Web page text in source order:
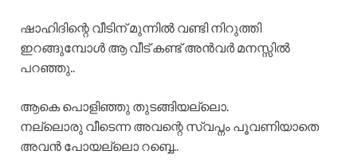
ഷാഹിദിന്റെ വീടിന് മുന്നിൽ വണ്ടി നിറുത്തി
ഇറങ്ങുമ്പോൾ ആ വീട് കണ്ട് അൻവർ മനസ്സിൽ
പറഞ്ഞു..
ആകെ പൊളിഞ്ഞു തുടങ്ങിയല്ലൊ.
നല്ലൊരു വീടെന്ന അവന്റെ സ്വപ്നം പൂവണിയാതെ
അവൻ പോയല്ലൊ റബ്ബെ..